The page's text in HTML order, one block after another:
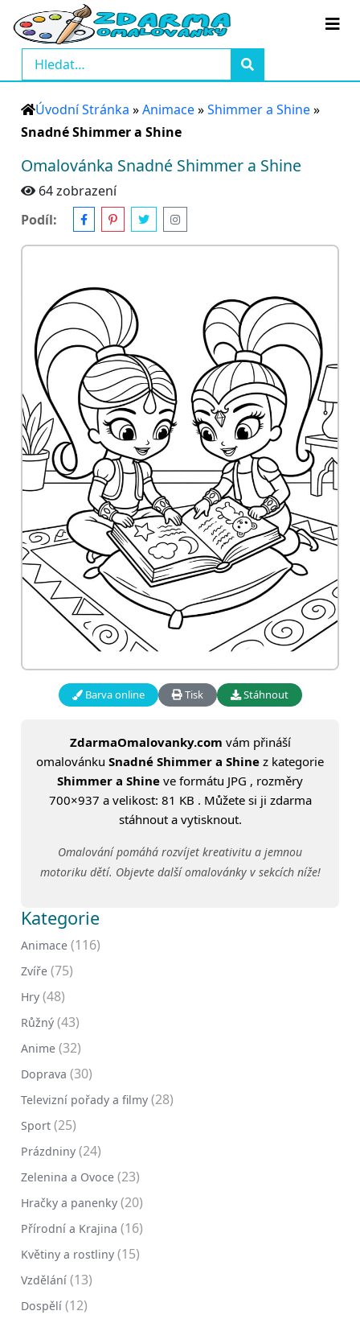
Úvodní Stránka »Animace»Shimmer a Shine»
Snadné Shimmer a Shine
Omalovánka Snadné Shimmer a Shine
64 zobrazení
Podíl:
Barva online Tisk Stáhnout
ZdarmaOmalovanky.com vám přináší
omalovánku Snadné Shimmer a Shine z kategorie
Shimmer a Shine ve formátu JPG , rozměry
700×937 a velikost: 81 KB . Můžete si ji zdarma
stáhnout a vytisknout.
Omalování pomáhá rozvíjet kreativitu a jemnou
motoriku dětí. Objevte další omalovánky v sekcích níže!
Kategorie
Animace (116)
Zvíře (75)
Hry (48)
Růžný (43)
Anime (32)
Doprava (30)
Televizní pořady a filmy (28)
Sport (25)
Prázdniny (24)
Zelenina a Ovoce (23)
Hračky a panenky (20)
Přírodní a Krajina (16)
Květiny a rostliny (15)
Vzdělání (13)
Dospělí (12)